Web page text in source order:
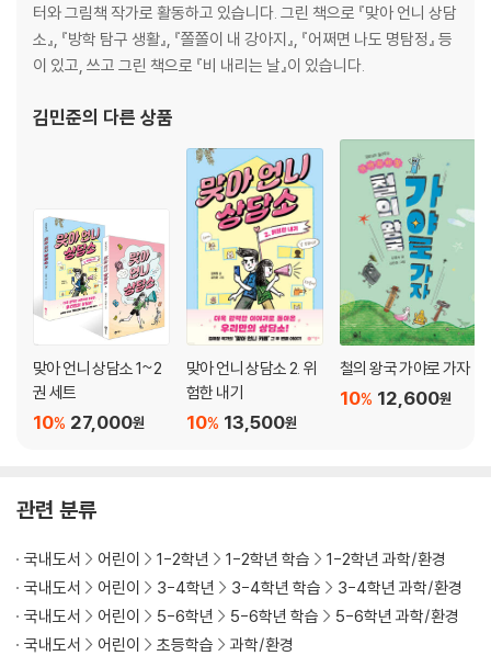
터와 그림책 작가로 활동하고 있습니다. 그린 책으로 『맞아 언니 상담
소』, 『방학 탐구 생활』, 『쫄쫄이 내 강아지』, 『어쩌면 나도 명탐정』 등
이 있고, 쓰고 그린 책으로 『비 내리는 날』이 있습니다.
김민준의 다른 상품
맞아 언니 상담소 1~2
권 세트
27,000원
10%
맞아 언니 상담소 2. 위
험한 내기
13,500원
10%
철의 왕국 가야로 가자
12,600원
10%
관련 분류
국내도서 어린이 1-2학년 1-2학년 학습
1-2학년 과학/환경
국내도서
어린이 3-4학년 3-4학년 학습
3-4학년 과학/환경
국내도서
어린이 5-6학년 5-6학년 학습
5-6학년 과학/환경
국내도서
어린이 초등학습 과학/환경